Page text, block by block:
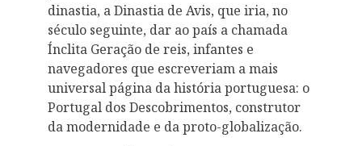
dinastia, a Dinastia de Avis, que iria, no
século seguinte, dar ao país a chamada
Ínclita Geração de reis, infantes e
navegadores que escreveriam a mais
universal página da história portuguesa: o
Portugal dos Descobrimentos, construtor
da modernidade e da proto-globalização.